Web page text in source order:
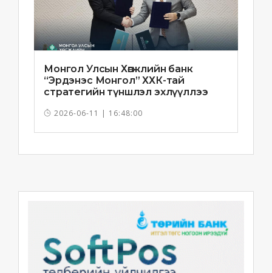
Монгол Улсын Хөгжлийн банк
“Эрдэнэс Монгол” ХХК-тай
стратегийн түншлэл эхлүүллээ
2026-06-11 | 16:48:00